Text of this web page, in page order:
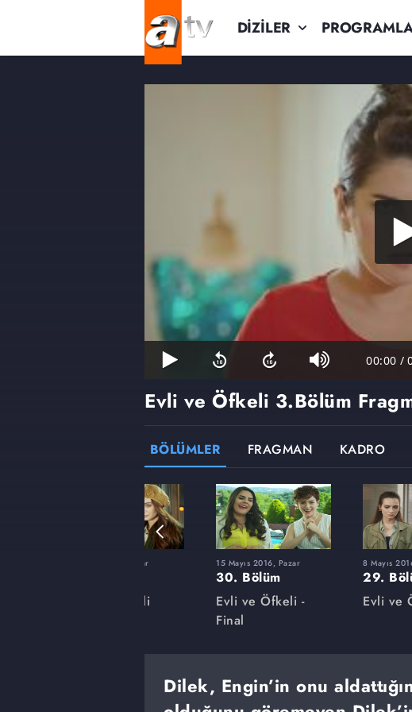
DİZİLER
00:00 /
Evli ve Öfkeli 3.Bölüm
BÖLÜMLER FRAGMAN KADRO
7 Şubat 2016, Pazar
Evli ve Öfkeli
15 Mayıs 2016, Pazar
30. Bölüm
Evli ve Öfkeli -
Final
8 Mayıs
29.
Evli ve
Dilek, Engin’in onu